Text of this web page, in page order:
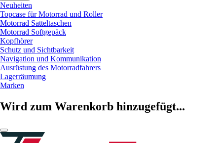
Neuheiten
Topcase für Motorrad und Roller
Motorrad Satteltaschen
Motorrad Softgepäck
Kopfhörer
Schutz und Sichtbarkeit
Navigation und Kommunikation
Ausrüstung des Motorradfahrers
Lagerräumung
Marken
Wird zum Warenkorb hinzugefügt...